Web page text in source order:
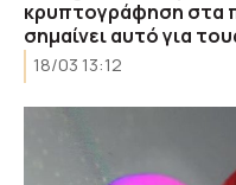
κρυπτογράφηση στα
σημαίνει αυτό για
18/03 13:12